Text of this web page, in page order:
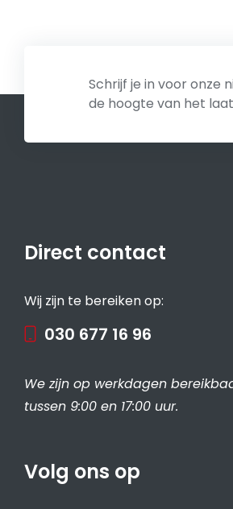
Schrijf je in voor onze
de hoogte van het
Direct contact
Wij zijn te bereiken op:
030 677 16 96
We zijn op werkdagen
tussen 9:00 en 17:00 uur.
Volg ons op